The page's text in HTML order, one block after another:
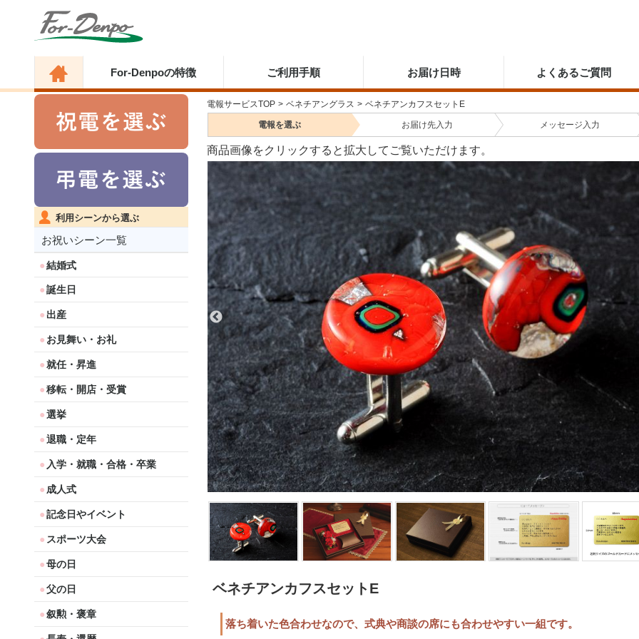
For-Denpoの特徴 ご利用手順 お届け日時 よくあるご質問
利用シーンから選ぶ
お祝いシーン一覧
結婚式
誕生日
出産
お見舞い・お礼
就任・昇進
移転・開店・受賞
選挙
退職・定年
入学・就職・合格・卒業
成人式
記念日やイベント
スポーツ大会
母の日
父の日
叙勲・褒章
電報サービスTOP > ベネチアングラス > ベネチアンカフスセットE
電報を選ぶ お届け先入力 メッセージ 入力
商品画像をクリックすると拡大してご覧いただけます。
ベネチアンカフスセットE
落ち着いた色合わせなので、式典や商談の席にも合わせやすい一組です。